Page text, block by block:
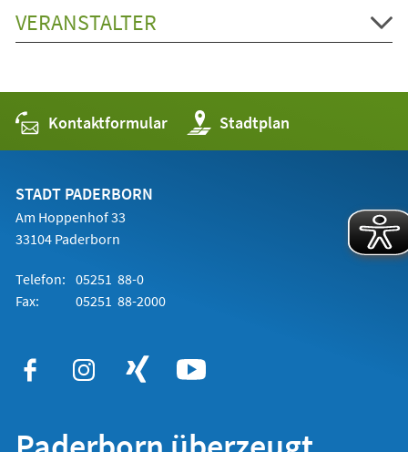
VERANSTALTER
Kontaktformular Stadtplan
(Öffnet
in
einem
STADT PADERBORN
Am Hoppenhof 33
33104 Paderborn
Telefon: 05251 88-0
Fax:
05251 88-2000